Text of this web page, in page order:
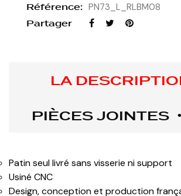
Référence: PN73_L_RLBM08
Partager
LA
PIÈCES JOINTES
Patin seul livré sans visserie ni support
Usiné CNC
Design, conception et production